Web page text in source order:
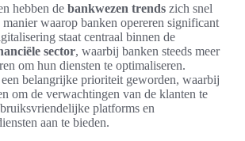
hebben de bankwezen trends zich snel
waarop banken opereren significant
staat centraal binnen de
sector, waarbij banken steeds meer
om hun diensten te optimaliseren.
belangrijke prioriteit geworden, waarbij
om de verwachtingen van de klanten te
platforms en
aan te bieden.